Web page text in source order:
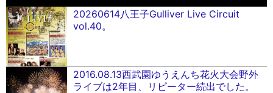
20260614八王子Gulliver Live Circuit
vol.40。
2016.08.13西武園ゆうえんち花火大会野外
ライブは2年目、リピーター続出でした。